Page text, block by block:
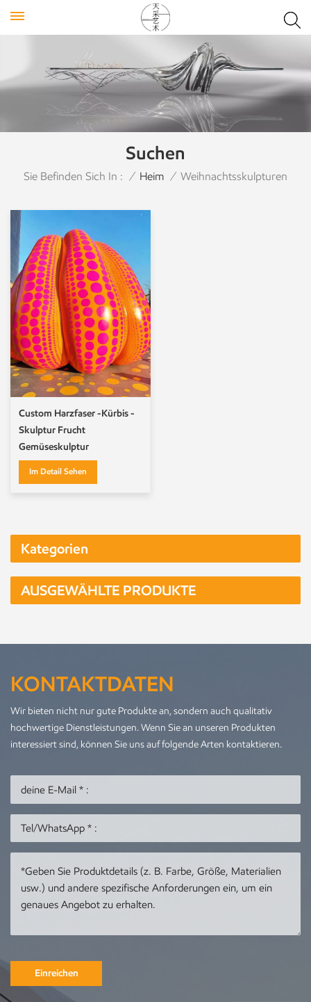
Suchen
Sie Befinden Sich In : / Heim / Weihnachtsskulpturen
Custom Harzfaser -Kürbis -
Skulptur Frucht
Gemüseskulptur
Im Detail Sehen
Kategorien
AUSGEWÄHLTE PRODUKTE
KONTAKTDATEN
Wir bieten nicht nur gute Produkte an, sondern auch qualitativ
hochwertige Dienstleistungen. Wenn Sie an unseren Produkten
interessiert sind, können Sie uns auf folgende Arten kontaktieren.
Einreichen